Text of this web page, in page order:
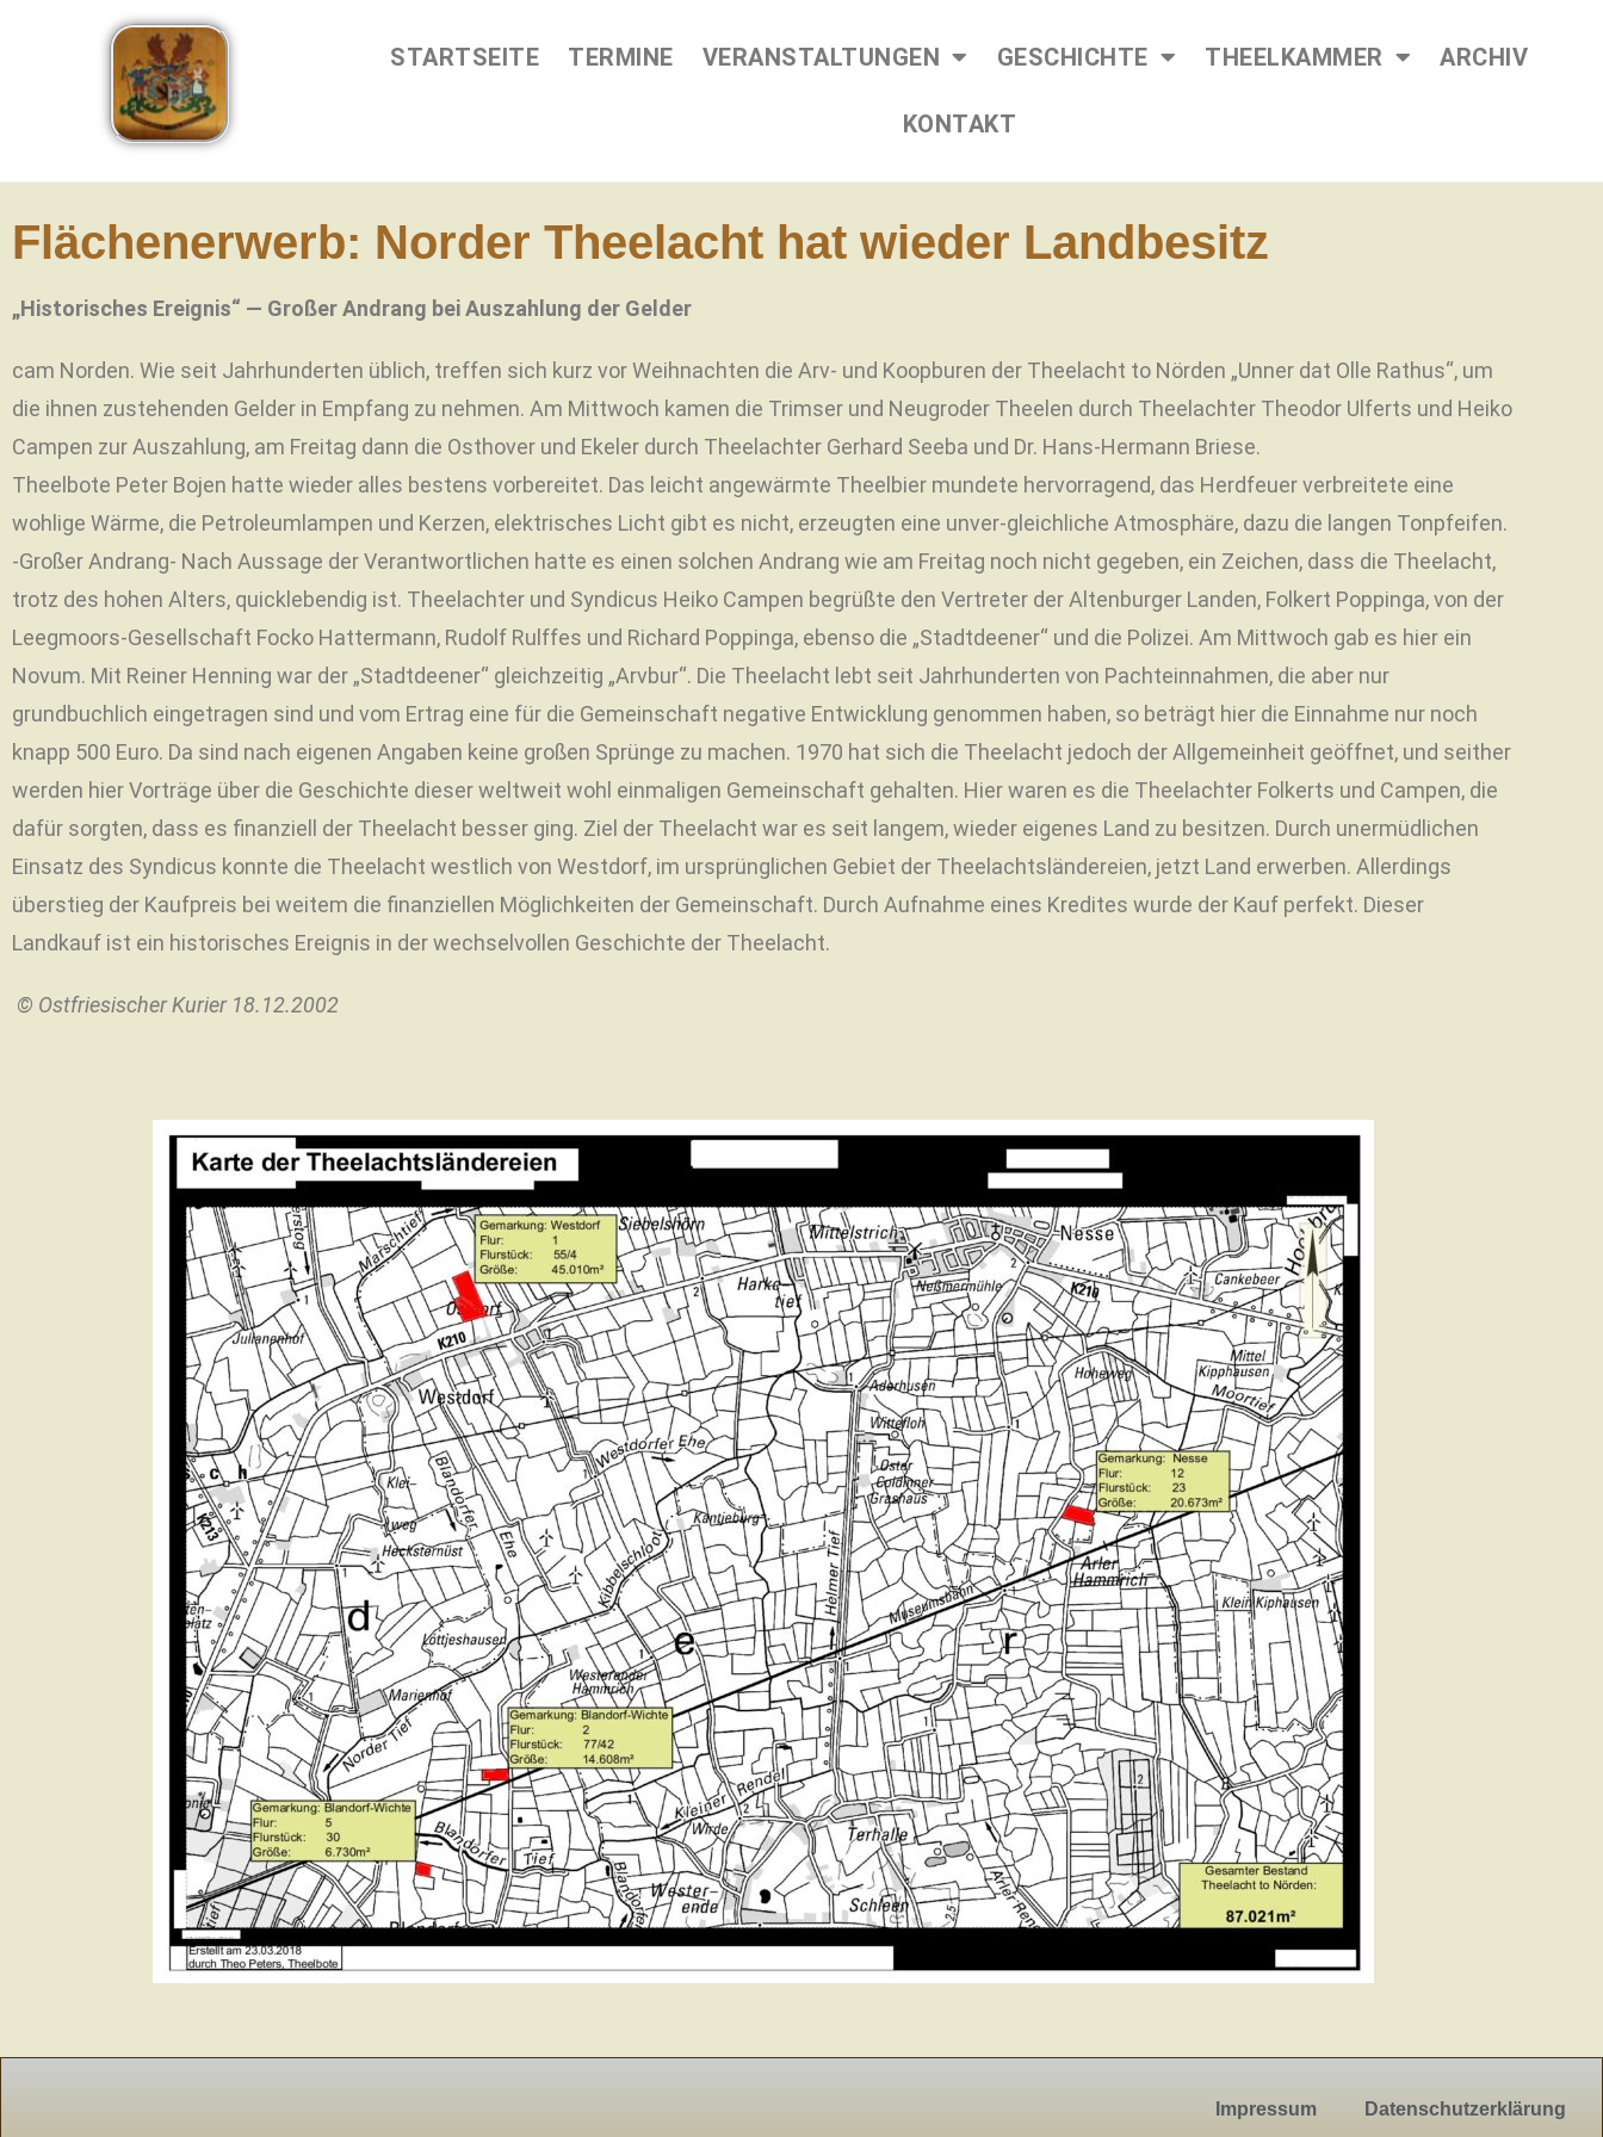
STARTSEITE TERMINE VERANSTALTUNGEN GESCHICHTE THEELKAMMER ARCHIV
KONTAKT
Flächenerwerb: Norder Theelacht hat wieder Landbesitz
„Historisches Ereignis“ — Großer Andrang bei Auszahlung der Gelder
cam Norden. Wie seit Jahrhunderten üblich, treffen sich kurz vor Weihnachten die Arv- und Koopburen der Theelacht to Nörden „Unner dat Olle Rathus“, um
die ihnen zustehenden Gelder in Empfang zu nehmen. Am Mittwoch kamen die Trimser und Neugroder Theelen durch Theelachter Theodor Ulferts und Heiko
Campen zur Auszahlung, am Freitag dann die Osthover und Ekeler durch Theelachter Gerhard Seeba und Dr. Hans-Hermann Briese.
Theelbote Peter Bojen hatte wieder alles bestens vorbereitet. Das leicht angewärmte Theelbier mundete hervorragend, das Herdfeuer verbreitete eine
wohlige Wärme, die Petroleumlampen und Kerzen, elektrisches Licht gibt es nicht, erzeugten eine unver-gleichliche Atmosphäre, dazu die langen Tonpfeifen.
-Großer Andrang- Nach Aussage der Verantwortlichen hatte es einen solchen Andrang wie am Freitag noch nicht gegeben, ein Zeichen, dass die Theelacht,
trotz des hohen Alters, quicklebendig ist. Theelachter und Syndicus Heiko Campen begrüßte den Vertreter der Altenburger Landen, Folkert Poppinga, von der
Leegmoors-Gesellschaft Focko Hattermann, Rudolf Rulffes und Richard Poppinga, ebenso die „Stadtdeener“ und die Polizei. Am Mittwoch gab es hier ein
Novum. Mit Reiner Henning war der „Stadtdeener“ gleichzeitig „Arvbur“. Die Theelacht lebt seit Jahrhunderten von Pachteinnahmen, die aber nur
grundbuchlich eingetragen sind und vom Ertrag eine für die Gemeinschaft negative Entwicklung genommen haben, so beträgt hier die Einnahme nur noch
knapp 500 Euro. Da sind nach eigenen Angaben keine großen Sprünge zu machen. 1970 hat sich die Theelacht jedoch der Allgemeinheit geöffnet, und seither
werden hier Vorträge über die Geschichte dieser weltweit wohl einmaligen Gemeinschaft gehalten. Hier waren es die Theelachter Folkerts und Campen, die
dafür sorgten, dass es finanziell der Theelacht besser ging. Ziel der Theelacht war es seit langem, wieder eigenes Land zu besitzen. Durch unermüdlichen
Einsatz des Syndicus konnte die Theelacht westlich von Westdorf, im ursprünglichen Gebiet der Theelachtsländereien, jetzt Land erwerben. Allerdings
überstieg der Kaufpreis bei weitem die finanziellen Möglichkeiten der Gemeinschaft. Durch Aufnahme eines Kredites wurde der Kauf perfekt. Dieser
Landkauf ist ein historisches Ereignis in der wechselvollen Geschichte der Theelacht.
© Ostfriesischer Kurier 18.12.2002
Impressum Datenschutzerklärung